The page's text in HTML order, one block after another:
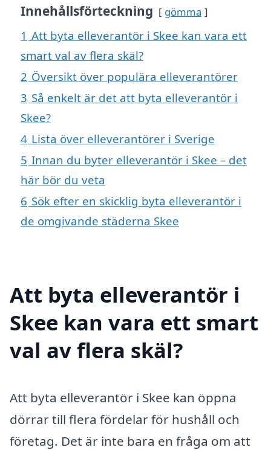
Innehållsförteckning gömma
1 Att byta elleverantör i Skee kan vara ett
smart val av flera skäl?
2 Översikt över populära elleverantörer
3 Så enkelt är det att byta elleverantör i
Skee?
4 Lista över elleverantörer i Sverige
5 Innan du byter elleverantör i Skee – det
här bör du veta
6 Sök efter en skicklig byta elleverantör i
de omgivande städerna Skee
Att byta elleverantör i
Skee kan vara ett smart
val av flera skäl?
Att byta elleverantör i Skee kan öppna
dörrar till flera fördelar för hushåll och
företag. Det är inte bara en fråga om att